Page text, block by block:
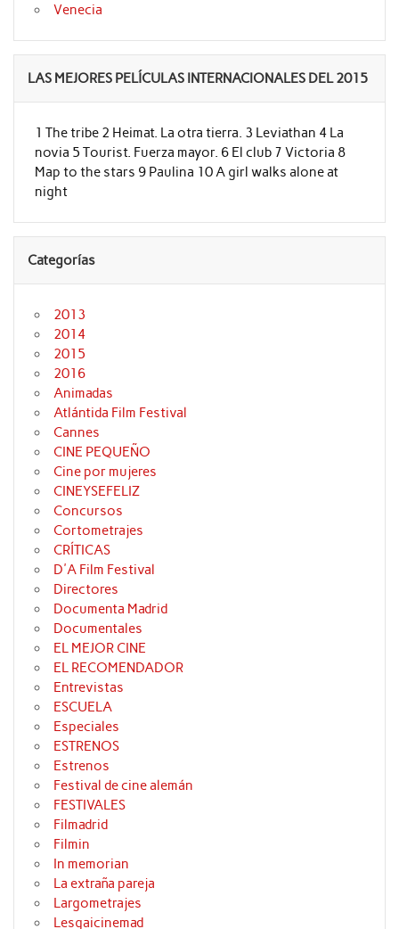
Venecia
LAS MEJORES PELÍCULAS INTERNACIONALES DEL 2015
1 The tribe 2 Heimat. La otra tierra. 3 Leviathan 4 La
novia 5 Tourist. Fuerza mayor. 6 El club 7 Victoria 8
Map to the stars 9 Paulina 10 A girl walks alone at
night
Categorías
2013
2014
2015
2016
Animadas
Atlántida Film Festival
Cannes
CINE PEQUEÑO
Cine por mujeres
CINEYSEFELIZ
Concursos
Cortometrajes
CRÍTICAS
D'A Film Festival
Directores
Documenta Madrid
Documentales
EL MEJOR CINE
EL RECOMENDADOR
Entrevistas
ESCUELA
Especiales
ESTRENOS
Estrenos
Festival de cine alemán
FESTIVALES
Filmadrid
Filmin
In memorian
La extraña pareja
Largometrajes
Lesgaicinemad